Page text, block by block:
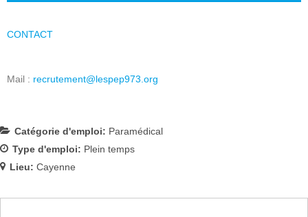
CONTACT
Mail : recrutement@lespep973.org
Catégorie d'emploi: Paramédical
Type d'emploi: Plein temps
Lieu: Cayenne